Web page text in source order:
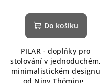
Do košíku
PILAR - doplňky pro
stolování v jednoduchém,
minimalistickém designu
od Niny Thöming.